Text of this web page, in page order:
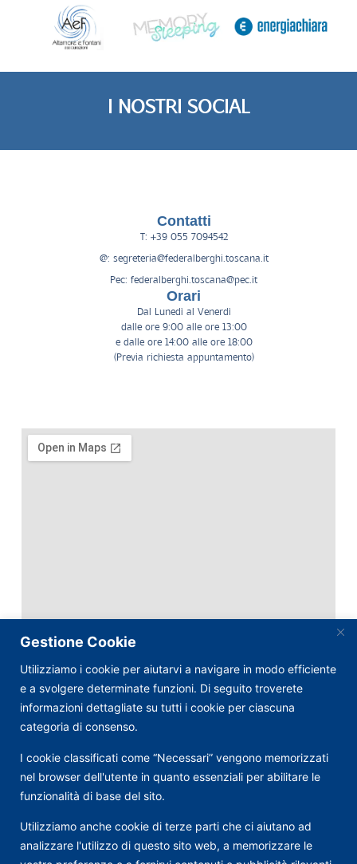
Gestione Cookie
Utilizziamo i cookie per aiutarvi a navigare in modo efficiente
e a svolgere determinate funzioni. Di seguito troverete
informazioni dettagliate su tutti i cookie per ciascuna
categoria di consenso.
I cookie classificati come “Necessari” vengono memorizzati
nel browser dell'utente in quanto essenziali per abilitare le
funzionalità di base del sito.
Utilizziamo anche cookie di terze parti che ci aiutano ad
analizzare l'utilizzo di questo sito web, a memorizzare le
I NOSTRI SOCIAL
Contatti
T: +39 055 7094542
@: segreteria@federalberghi.toscana.it
Pec: federalberghi.toscana@pec.it
Orari
Dal Lunedì al Venerdì
dalle ore 9:00 alle ore 13:00
e dalle ore 14:00 alle ore 18:00
(Previa richiesta appuntamento)